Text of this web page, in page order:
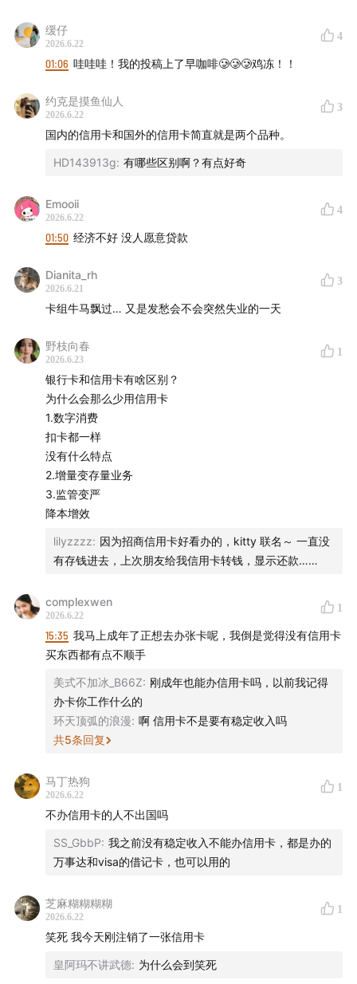
缓仔
2026.6.22
4
01:06 哇哇哇！我的投稿上了早咖啡🥲🥲🥲鸡冻！！
约克是摸鱼仙人
2026.6.22
3
国内的信用卡和国外的信用卡简直就是两个品种。
HD143913g: 有哪些区别啊？有点好奇
Emooii
2026.6.22
4
01:50 经济不好 没人愿意贷款
Dianita_rh
2026.6.21
3
卡组牛马飘过… 又是发愁会不会突然失业的一天
野枝向春
2026.6.23
1
银行卡和信用卡有啥区别？
为什么会那么少用信用卡
1.数字消费
扣卡都一样
没有什么特点
2.增量变存量业务
3.监管变严
降本增效
lilyzzzz: 因为招商信用卡好看办的，kitty 联名～ 一直没
有存钱进去，上次朋友给我信用卡转钱，显示还款……
complexwen
2026.6.22
1
15:35 我马上成年了正想去办张卡呢，我倒是觉得没有信用卡
买东西都有点不顺手
美式不加冰_B66Z: 刚成年也能办信用卡吗，以前我记得
办卡你工作什么的
环天顶弧的浪漫: 啊 信用卡不是要有稳定收入吗
共5条回复
马丁热狗
2026.6.22
1
不办信用卡的人不出国吗
SS_GbbP: 我之前没有稳定收入不能办信用卡，都是办的
万事达和visa的借记卡，也可以用的
芝麻糊糊糊糊
2026.6.22
1
笑死 我今天刚注销了一张信用卡
皇阿玛不讲武德: 为什么会到笑死